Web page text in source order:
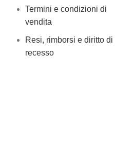
Termini e condizioni di
vendita
Resi, rimborsi e diritto di
recesso